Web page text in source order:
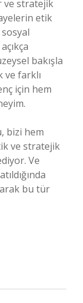
ve stratejik
etik
sosyal
bakışla
ve farklı
için hem
bizi hem
ve stratejik
Ve
bu tür